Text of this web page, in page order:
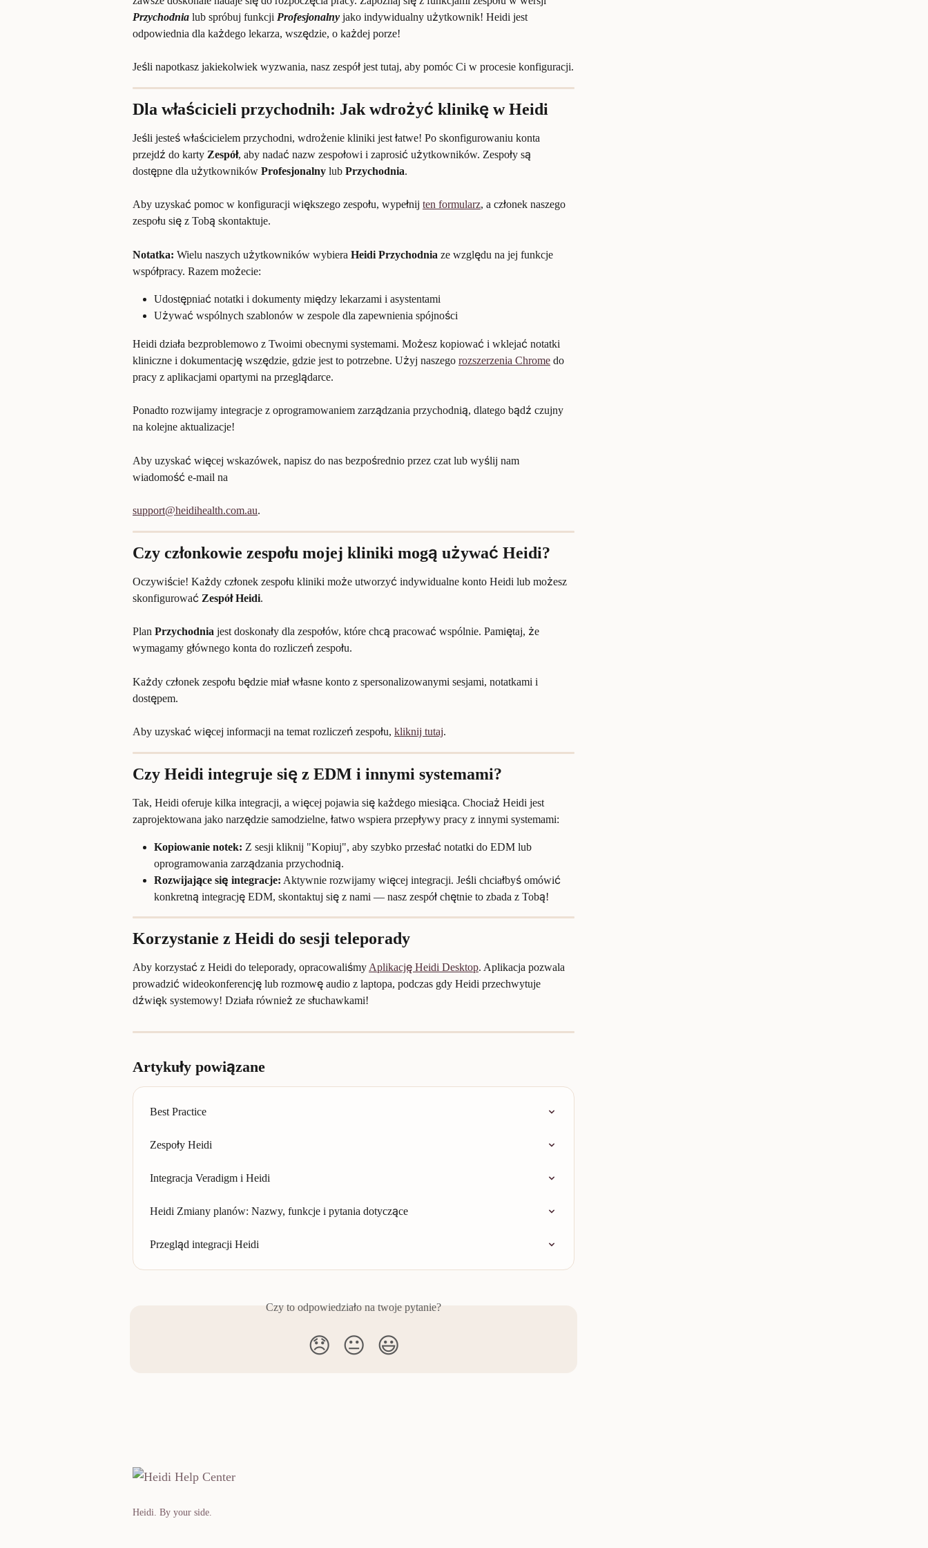
Przychodnia lub spróbuj funkcji Profesjonalny jako indywidualny użytkownik! Heidi jest
odpowiednia dla każdego lekarza, wszędzie, o każdej porze!
Jeśli napotkasz jakiekolwiek wyzwania, nasz zespół jest tutaj, aby pomóc Ci w procesie konfiguracji.
Dla właścicieli przychodnih: Jak wdrożyć klinikę w Heidi
Jeśli jesteś właścicielem przychodni, wdrożenie kliniki jest łatwe! Po skonfigurowaniu konta
przejdź do karty Zespół, aby nadać nazw zespołowi i zaprosić użytkowników. Zespoły są
dostępne dla użytkowników Profesjonalny lub Przychodnia.
Aby uzyskać pomoc w konfiguracji większego zespołu, wypełnij ten formularz, a członek naszego
zespołu się z Tobą skontaktuje.
Notatka: Wielu naszych użytkowników wybiera Heidi Przychodnia ze względu na jej funkcje
współpracy. Razem możecie:
Udostępniać notatki i dokumenty między lekarzami i asystentami
Używać wspólnych szablonów w zespole dla zapewnienia spójności
Heidi działa bezproblemowo z Twoimi obecnymi systemami. Możesz kopiować i wklejać notatki
kliniczne i dokumentację wszędzie, gdzie jest to potrzebne. Użyj naszego rozszerzenia Chrome do
pracy z aplikacjami opartymi na przeglądarce.
Ponadto rozwijamy integracje z oprogramowaniem zarządzania przychodnią, dlatego bądź czujny
na kolejne aktualizacje!
Aby uzyskać więcej wskazówek, napisz do nas bezpośrednio przez czat lub wyślij nam
wiadomość e-mail na
support@heidihealth.com.au.
Czy członkowie zespołu mojej kliniki mogą używać Heidi?
Oczywiście! Każdy członek zespołu kliniki może utworzyć indywidualne konto Heidi lub możesz
skonfigurować Zespół Heidi.
Plan Przychodnia jest doskonały dla zespołów, które chcą pracować wspólnie. Pamiętaj, że
wymagamy głównego konta do rozliczeń zespołu.
Każdy członek zespołu będzie miał własne konto z spersonalizowanymi sesjami, notatkami i
dostępem.
Aby uzyskać więcej informacji na temat rozliczeń zespołu, kliknij tutaj.
Czy Heidi integruje się z EDM i innymi systemami?
Tak, Heidi oferuje kilka integracji, a więcej pojawia się każdego miesiąca. Chociaż Heidi jest
zaprojektowana jako narzędzie samodzielne, łatwo wspiera przepływy pracy z innymi systemami:
Kopiowanie notek: Z sesji kliknij "Kopiuj", aby szybko przesłać notatki do EDM lub
oprogramowania zarządzania przychodnią.
Rozwijające się integracje: Aktywnie rozwijamy więcej integracji. Jeśli chciałbyś omówić
konkretną integrację EDM, skontaktuj się z nami — nasz zespół chętnie to zbada z Tobą!
Korzystanie z Heidi do sesji teleporady
Aby korzystać z Heidi do teleporady, opracowaliśmy Aplikację Heidi Desktop. Aplikacja pozwala
prowadzić wideokonferencję lub rozmowę audio z laptopa, podczas gdy Heidi przechwytuje
dźwięk systemowy! Działa również ze słuchawkami!
Artykuły powiązane
Best Practice
Zespoły Heidi
Integracja Veradigm i Heidi
Heidi Zmiany planów: Nazwy, funkcje i pytania dotyczące
Przegląd integracji Heidi
Czy to odpowiedziało na twoje pytanie?
😞 😐 😃
Heidi. By your side.​​​​‌ ‍ ​‍​‍‌‍ ‌ ​‍‌‍‍‌‌‍‌ ‌‍‍‌‌‍ ‍​‍​‍​ ‍‍​‍​‍‌ ​ ‌‍​‌‌‍ ‍‌‍‍‌‌ ‌​‌ ‍‌​‍ ‍‌‍‍‌‌‍ ​‍​‍​‍ ​​‍​‍‌‍‍​‌ ​‍‌‍‌‌